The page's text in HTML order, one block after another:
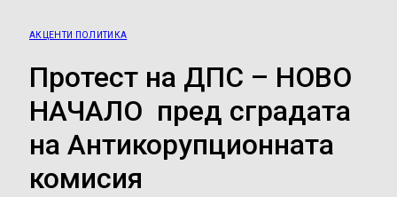
АКЦЕНТИ ПОЛИТИКА
Протест на ДПС – НОВО
НАЧАЛО пред сградата
на Антикорупционната
комисия